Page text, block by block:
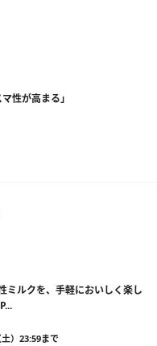
性が高まる」
ミルクを、手軽においしく楽し
）23:59まで